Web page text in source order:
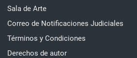
Sala de Arte
Correo de Notificaciones Judiciales
Términos y Condiciones
Derechos de autor